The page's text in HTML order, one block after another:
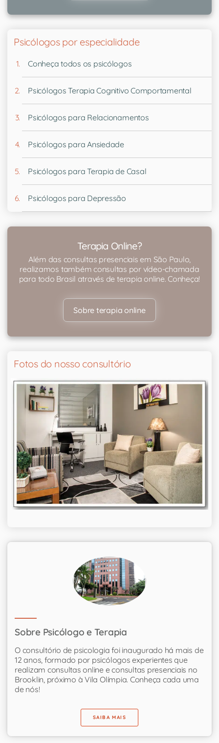
Psicólogos por especialidade
Conheça todos os psicólogos
Psicólogos Terapia Cognitivo Comportamental
Psicólogos para Relacionamentos
Psicólogos para Ansiedade
Psicólogos para Terapia de Casal
Psicólogos para Depressão
Terapia Online?
Além das consultas presenciais em São Paulo,
realizamos também consultas por vídeo-chamada
para todo Brasil através de terapia online. Conheça!
Sobre terapia online
Fotos do nosso consultório
Sobre Psicólogo e Terapia
O consultório de psicologia foi inaugurado há mais de
12 anos, formado por psicólogos experientes que
realizam consultas online e consultas presenciais no
Brooklin, próximo à Vila Olímpia. Conheça cada uma
de nós!
SAIBA MAIS